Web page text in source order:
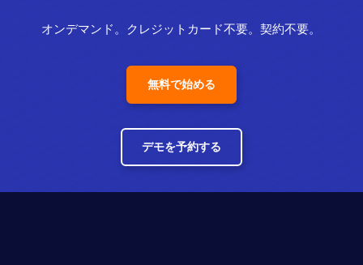
オンデマンド。クレジットカード不要。契約不要。
無料で始める
デモを予約する